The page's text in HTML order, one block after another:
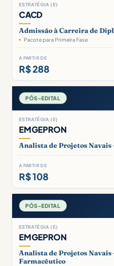
ESTRATÉGIA (E)
CACD
Admissão à Carreira de
Pacote para Primeira Fase
A PARTIR DE
R$ 288
PÓS-EDITAL
ESTRATÉGIA (E)
EMGEPRON
Analista de Projetos
A PARTIR DE
R$ 108
PÓS-EDITAL
ESTRATÉGIA (E)
EMGEPRON
Analista de Projetos
Farmacêutico